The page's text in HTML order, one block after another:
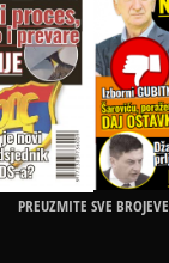
PREUZMITE SVE BROJEVE